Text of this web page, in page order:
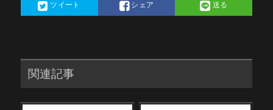
ツイート シェア 送る
関連記事